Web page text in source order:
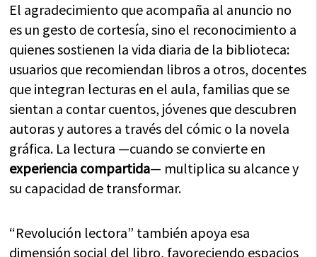
El agradecimiento que acompaña al anuncio no
es un gesto de cortesía, sino el reconocimiento a
quienes sostienen la vida diaria de la biblioteca:
usuarios que recomiendan libros a otros, docentes
que integran lecturas en el aula, familias que se
sientan a contar cuentos, jóvenes que descubren
autoras y autores a través del cómic o la novela
gráfica. La lectura —cuando se convierte en
experiencia compartida— multiplica su alcance y
su capacidad de transformar.
“Revolución lectora” también apoya esa
dimensión social del libro, favoreciendo espacios